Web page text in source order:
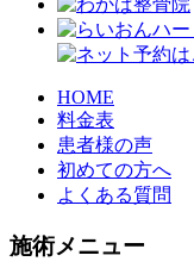
HOME
料金表
患者様の声
初めての方へ
よくある質問
施術メニュー